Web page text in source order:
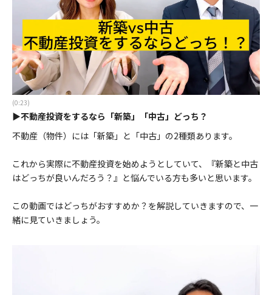
(0:23)
▶不動産投資をするなら「新築」「中古」どっち？
不動産（物件）には「新築」と「中古」の2種類あります。
これから実際に不動産投資を始めようとしていて、『新築と中古
はどっちが良いんだろう？』と悩んでいる方も多いと思います。
この動画ではどっちがおすすめか？を解説していきますので、一
緒に見ていきましょう。